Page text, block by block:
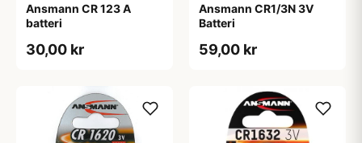
Ansmann CR 123 A
batteri
30,00 kr
Ansmann CR1/3N 3V
Batteri
59,00 kr